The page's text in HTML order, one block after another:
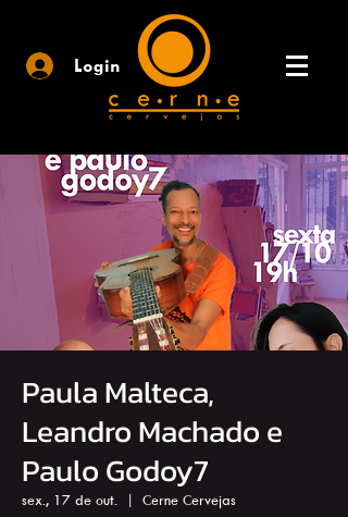
Login
Paula Malteca,
Leandro Machado e
Paulo Godoy7
sex., 17 de out.
  |
Cerne Cervejas